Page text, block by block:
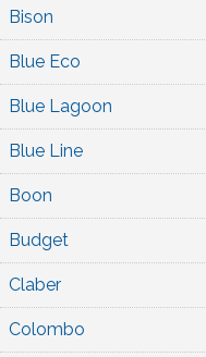
Bison
Blue Eco
Blue Lagoon
Blue Line
Boon
Budget
Claber
Colombo